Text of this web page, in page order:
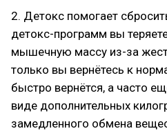
2. Детокс помогает
детокс-программ вы
мышечную массу из-за
только вы вернётесь к
быстро вернётся, а часто
виде дополнительных
замедленного обмена